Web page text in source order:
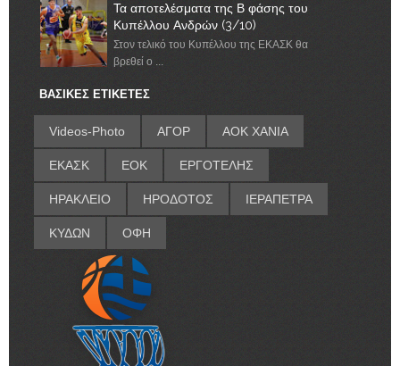
Τα αποτελέσματα της Β φάσης του
Κυπέλλου Ανδρών (3/10)
Στον τελικό του Κυπέλλου της ΕΚΑΣΚ θα
βρεθεί ο ...
ΒΑΣΙΚΕΣ ΕΤΙΚΕΤΕΣ
Videos-Photo ΑΓΟΡ ΑΟΚ ΧΑΝΙΑ
ΕΚΑΣΚ ΕΟΚ ΕΡΓΟΤΕΛΗΣ
ΗΡΑΚΛΕΙΟ ΗΡΟΔΟΤΟΣ ΙΕΡΑΠΕΤΡΑ
ΚΥΔΩΝ ΟΦΗ